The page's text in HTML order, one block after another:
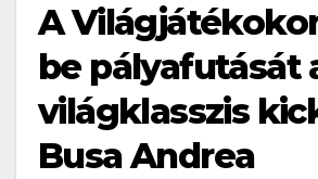
A
be pályafutását
világklasszis
Busa Andrea